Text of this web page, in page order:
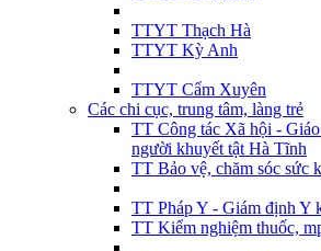
TTYT Thạch Hà
TTYT Kỳ Anh
TTYT Cẩm Xuyên
Các chi cục, trung tâm, làng trẻ
TT Công tác Xã hội -
người khuyết tật Hà Tĩnh
TT Bảo vệ, chăm sóc sức
TT Pháp Y - Giám định Y
TT Kiểm nghiệm thuốc,